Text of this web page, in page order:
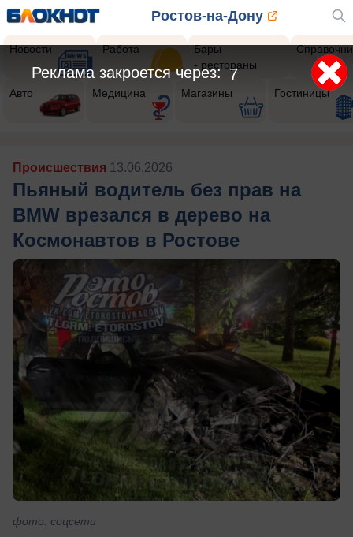
Ростов-на-Дону
Новости Работа
Бары
- рестораны
Авто Медицина Магазины Гостиницы
Происшествия 13.06.2026
Пьяный водитель без прав на
BMW врезался в дерево на
Космонавтов в Ростове
фото: соцсети
5
Реклама закроется через: